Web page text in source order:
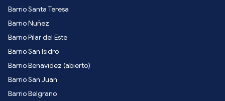
Barrio Santa Teresa
Barrio Nuñez
Barrio Pilar del Este
Barrio San Isidro
Barrio Benavidez (abierto)
Barrio San Juan
Barrio Belgrano